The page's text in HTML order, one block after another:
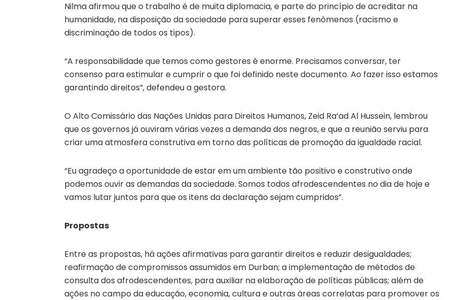
Nilma afirmou que o trabalho é de muita diplomacia, e parte do princípio de acreditar na
humanidade, na disposição da sociedade para superar esses fenômenos (racismo e
discriminação de todos os tipos).
“A responsabilidade que temos como gestores é enorme. Precisamos conversar, ter
consenso para estimular e cumprir o que foi definido neste documento. Ao fazer isso estamos
garantindo direitos”, defendeu a gestora.
O Alto Comissário das Nações Unidas para Direitos Humanos, Zeid Ra’ad Al Hussein, lembrou
que os governos já ouviram várias vezes a demanda dos negros, e que a reunião serviu para
criar uma atmosfera construtiva em torno das políticas de promoção da igualdade racial.
“Eu agradeço a oportunidade de estar em um ambiente tão positivo e construtivo onde
podemos ouvir as demandas da sociedade. Somos todos afrodescendentes no dia de hoje e
vamos lutar juntos para que os itens da declaração sejam cumpridos”.
Propostas
Entre as propostas, há ações afirmativas para garantir direitos e reduzir desigualdades;
reafirmação de compromissos assumidos em Durban; a implementação de métodos de
consulta dos afrodescendentes, para auxiliar na elaboração de políticas públicas; além de
ações no campo da educação, economia, cultura e outras áreas correlatas para promover os